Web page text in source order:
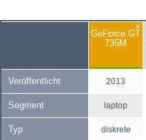
×
GeForce GT
735M
Veröffentlicht 2013
Segment laptop
Typ diskrete